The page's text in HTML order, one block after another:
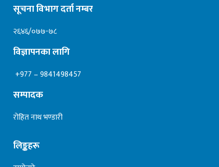
सूचना विभाग दर्ता नम्बर
२६४६/०७७-७८
विज्ञापनका लागि
+977 – 9841498457
सम्पादक
रोहित नाथ भण्डारी
लिङ्कहरू